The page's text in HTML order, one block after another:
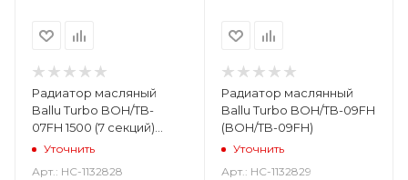
Радиатор масляный
Ballu Turbo BOH/TB-
07FH 1500 (7 секций)
(BOH/TB- 07FH 1500 (7
Уточнить
Арт.: НС-1132828
Радиатор маслянный
Ballu Turbo BOH/TB-09FH
(BOH/TB-09FH)
Уточнить
Арт.: НС-1132829